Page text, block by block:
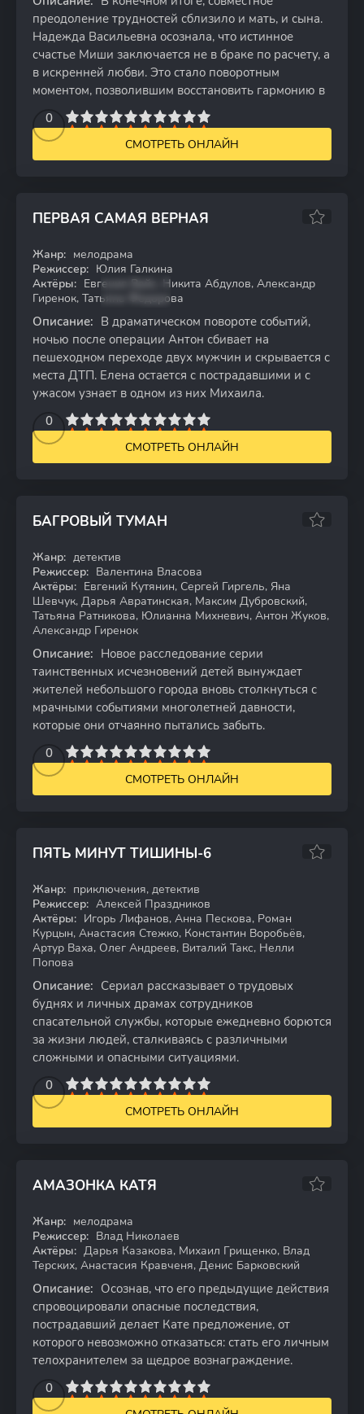
преодоление трудностей сблизило и мать, и сына.
Надежда Васильевна осознала, что истинное
счастье Миши заключается не в браке по расчету, а
в искренней любви. Это стало поворотным
моментом, позволившим восстановить гармонию в
0
5 7 8 9 10
СМОТРЕТЬ ОНЛАЙН
ПЕРВАЯ САМАЯ ВЕРНАЯ
WEB-DL
Жанр: мелодрама
Режиссер: Юлия Галкина
Актёры: Евгения Вайс, Никита Абдулов, Александр
Гиренок, Татьяна Фёдорова
Описание: В драматическом повороте событий,
ночью после операции Антон сбивает на
пешеходном переходе двух мужчин и скрывается с
места ДТП. Елена остается с пострадавшими и с
ужасом узнает в одном из них Михаила.
0
5 7 8 9 10
СМОТРЕТЬ ОНЛАЙН
БАГРОВЫЙ ТУМАН
WEB-DL
Жанр: детектив
Режиссер: Валентина Власова
Актёры: Евгений Кутянин, Сергей Гиргель, Яна
Шевчук, Дарья Авратинская, Максим Дубровский,
Татьяна Ратникова, Юлианна Михневич, Антон Жуков,
Александр Гиренок
Описание: Новое расследование серии
таинственных исчезновений детей вынуждает
жителей небольшого города вновь столкнуться с
мрачными событиями многолетней давности,
которые они отчаянно пытались забыть.
0
5 7 8 9 10
СМОТРЕТЬ ОНЛАЙН
ПЯТЬ МИНУТ ТИШИНЫ-6
WEB-DL
7.63
Жанр: приключения, детектив
Режиссер: Алексей Праздников
Актёры: Игорь Лифанов, Анна Пескова, Роман
Курцын, Анастасия Стежко, Константин Воробьёв,
Артур Ваха, Олег Андреев, Виталий Такс, Нелли
Попова
Описание: Сериал рассказывает о трудовых
буднях и личных драмах сотрудников
спасательной службы, которые ежедневно борются
за жизни людей, сталкиваясь с различными
сложными и опасными ситуациями.
0
5 7 8 9 10
СМОТРЕТЬ ОНЛАЙН
АМАЗОНКА КАТЯ
WEB-DL
Жанр: мелодрама
Режиссер: Влад Николаев
Актёры: Дарья Казакова, Михаил Грищенко, Влад
Терских, Анастасия Кравченя, Денис Барковский
Описание: Осознав, что его предыдущие действия
спровоцировали опасные последствия,
пострадавший делает Кате предложение, от
которого невозможно отказаться: стать его личным
телохранителем за щедрое вознаграждение.
0
5 7 8 9 10